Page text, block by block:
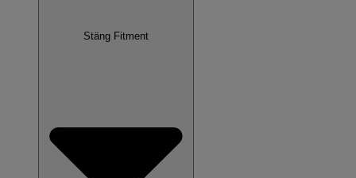
Stäng Fitment